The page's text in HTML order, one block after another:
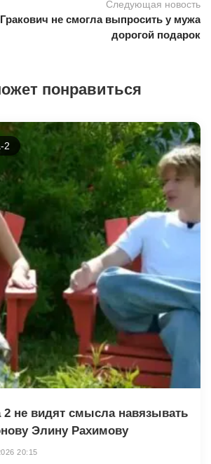
Следующая новость
не смогла выпросить у мужа
дорогой подарок
понравиться
2
не видят смысла навязывать
Элину Рахимову
20:15